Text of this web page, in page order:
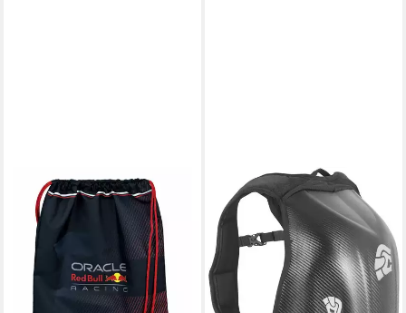
RED BULL
Turnbeutel Red Bull
Turnbeutel Max Verstappen
Edition stylisch (1-tlg)
ab 13,95 € UVP20,99 €
-34%